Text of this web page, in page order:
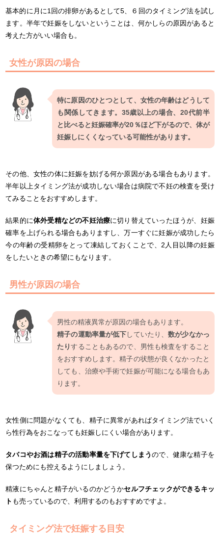
基本的に月に1回の排卵があるとして5、６回のタイミング法を試し
ます。半年で妊娠をしないということは、何かしらの原因があると
考えた方がいい場合も。
女性が原因の場合
特に原因のひとつとして、女性の年齢はどうして
も関係してきます。35歳以上の場合、20代前半
と比べると妊娠確率が20％ほど下がるので、体が
妊娠しにくくなっている可能性があります。
その他、女性の体に妊娠を妨げる何か原因がある場合もあります。
半年以上タイミング法が成功しない場合は病院で不妊の検査を受け
てみることをおすすめします。
結果的に体外受精などの不妊治療に切り替えていったほうが、妊娠
確率を上げられる場合もありますし、万一すぐに妊娠が成功したら
今の年齢の受精卵をとって凍結しておくことで、2人目以降の妊娠
をしたいときの希望にもなります。
男性が原因の場合
男性の精液異常が原因の場合もあります。
精子の運動率量が低下していたり、数が少なかっ
たりすることもあるので、男性も検査をすること
をおすすめします。精子の状態が良くなかったと
しても、治療や手術で妊娠が可能になる場合もあ
ります。
女性側に問題がなくても、精子に異常があればタイミング法でいく
ら性行為をおこなっても妊娠しにくい場合があります。
タバコやお酒は精子の活動率量を下げてしまうので、健康な精子を
保つためにも控えるようにしましょう。
精液にちゃんと精子がいるのかどうかセルフチェックができるキッ
ト も売っているので、利用するのもおすすめですよ。
タイミング法で妊娠する目安